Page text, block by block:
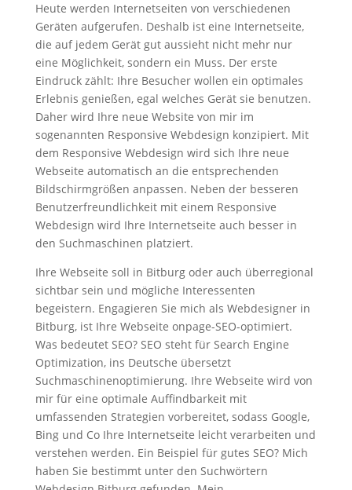
Heute werden Internetseiten von verschiedenen
Geräten aufgerufen. Deshalb ist eine Internetseite,
die auf jedem Gerät gut aussieht nicht mehr nur
eine Möglichkeit, sondern ein Muss. Der erste
Eindruck zählt: Ihre Besucher wollen ein optimales
Erlebnis genießen, egal welches Gerät sie benutzen.
Daher wird Ihre neue Website von mir im
sogenannten Responsive Webdesign konzipiert. Mit
dem Responsive Webdesign wird sich Ihre neue
Webseite automatisch an die entsprechenden
Bildschirmgrößen anpassen. Neben der besseren
Benutzerfreundlichkeit mit einem Responsive
Webdesign wird Ihre Internetseite auch besser in
den Suchmaschinen platziert.
Ihre Webseite soll in Bitburg oder auch überregional
sichtbar sein und mögliche Interessenten
begeistern. Engagieren Sie mich als Webdesigner in
Bitburg, ist Ihre Webseite onpage-SEO-optimiert.
Was bedeutet SEO? SEO steht für Search Engine
Optimization, ins Deutsche übersetzt
Suchmaschinenoptimierung. Ihre Webseite wird von
mir für eine optimale Auffindbarkeit mit
umfassenden Strategien vorbereitet, sodass Google,
Bing und Co Ihre Internetseite leicht verarbeiten und
verstehen werden. Ein Beispiel für gutes SEO? Mich
haben Sie bestimmt unter den Suchwörtern